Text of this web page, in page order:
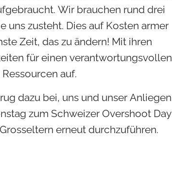
Wir brauchen rund drei
uns zusteht. Dies auf Kosten armer
Zeit, das zu ändern! Mit ihren
für einen verantwortungsvollen
auf.
dazu bei, uns und unser Anliegen
zum Schweizer Overshoot Day
erneut durchzuführen.